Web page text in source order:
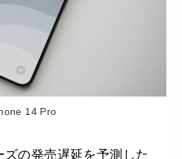
14 Pro
の発売遅延を予測した